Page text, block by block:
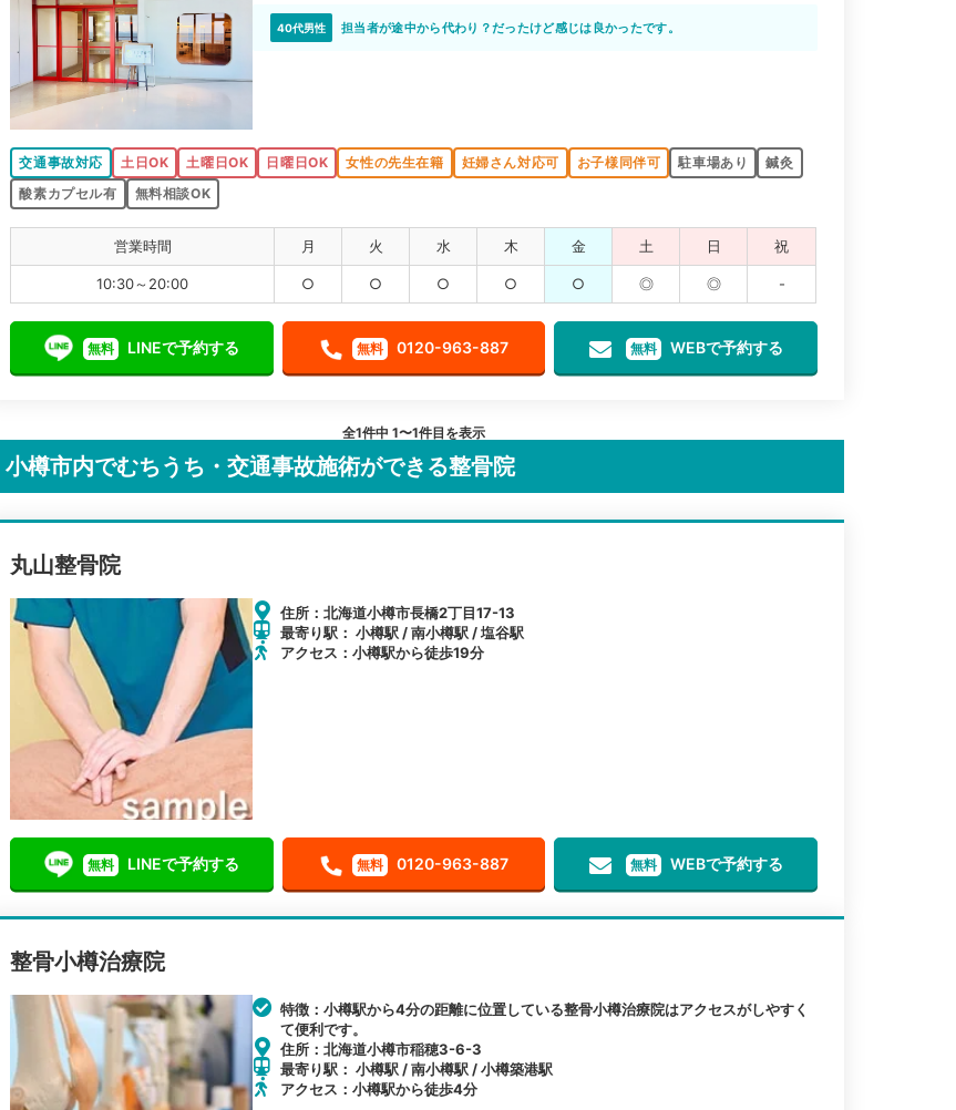
40代男性 担当者が途中から代わり？だったけど感じは良かったです。
交通事故対応 土日OK 土曜日OK 日曜日OK 女性の先生在籍 妊婦さん対応可 お子様同伴可 駐車場あり
鍼灸
酸素カプセル有
無料相談OK
営業時間 月 火 水 木 金 土 日 祝
10:30～20:00 ○ ○ ○ ○ ○ ◎ ◎ -
無料 LINEで予約する 無料 0120-963-887 無料 WEBで予約する
全1件中 1〜1件目を表示
小樽市内でむちうち・交通事故施術ができる整骨院
丸山整骨院
住所：北海道小樽市長橋2丁目17-13
最寄り駅： 小樽駅 / 南小樽駅 / 塩谷駅
アクセス：小樽駅から徒歩19分
無料 LINEで予約する 無料 0120-963-887 無料 WEBで予約する
整骨小樽治療院
特徴：小樽駅から4分の距離に位置している整骨小樽治療院はアクセスがしやすく
て便利です。
住所：北海道小樽市稲穂3-6-3
最寄り駅： 小樽駅 / 南小樽駅 / 小樽築港駅
アクセス：小樽駅から徒歩4分